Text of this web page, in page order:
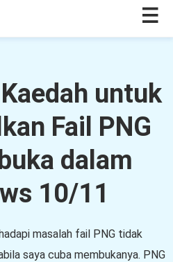
untuk
Fail PNG
dalam
10/11
masalah fail PNG tidak
saya cuba membukanya. PNG